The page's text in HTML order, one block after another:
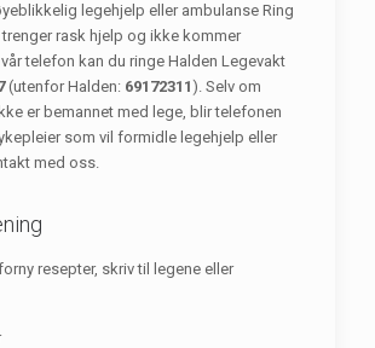
legehjelp eller ambulanse Ring
trenger rask hjelp og ikke kommer
telefon kan du ringe Halden Legevakt
(utenfor Halden: 69172311). Selv om
er bemannet med lege, blir telefonen
som vil formidle legehjelp eller
med oss.
resepter, skriv til legene eller